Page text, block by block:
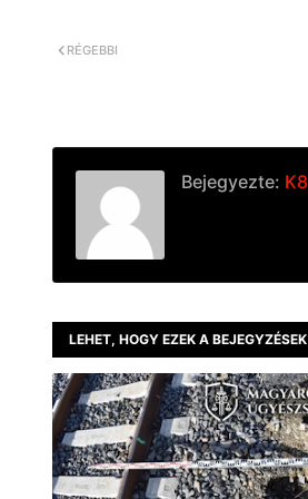
RÉGEBBI
Bejegyezte:
LEHET, HOGY EZEK A